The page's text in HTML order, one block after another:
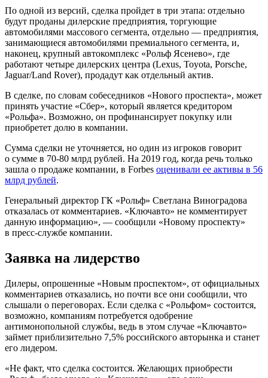
По одной из версий, сделка пройдет в три этапа: отдельно
будут проданы дилерские предприятия, торгующие
автомобилями массового сегмента, отдельно — предприятия,
занимающиеся автомобилями премиального сегмента, и,
наконец, крупный автокомплекс «Рольф Ясенево», где
работают четыре дилерских центра (Lexus, Toyota, Porsche,
Jaguar/Land Rover), продадут как отдельный актив.
В сделке, по словам собеседников «Нового проспекта», может
принять участие «Сбер», который является кредитором
«Рольфа». Возможно, он профинансирует покупку или
приобретет долю в компании.
Сумма сделки не уточняется, но один из игроков говорит
о сумме в 70-80 млрд рублей. На 2019 год, когда речь только
зашла о продаже компании, в Forbes оценивали ее активы в 56
млрд рублей.
Генеральный директор ГК «Рольф» Светлана Виноградова
отказалась от комментариев. «Ключавто» не комментирует
данную информацию», — сообщили «Новому проспекту»
в пресс-службе компании.
Заявка на лидерство
Дилеры, опрошенные «Новым проспектом», от официальных
комментариев отказались, но почти все они сообщили, что
слышали о переговорах. Если сделка с «Рольфом» состоится,
возможно, компаниям потребуется одобрение
антимонопольной службы, ведь в этом случае «Ключавто»
займет приблизительно 7,5% российского авторынка и станет
его лидером.
«Не факт, что сделка состоится. Желающих приобрести